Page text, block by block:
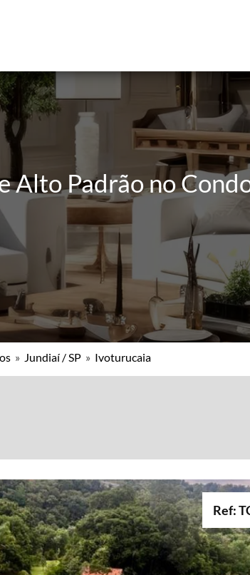
Alto Padrão no
» Jundiaí / SP » Ivoturucaia
Ref: